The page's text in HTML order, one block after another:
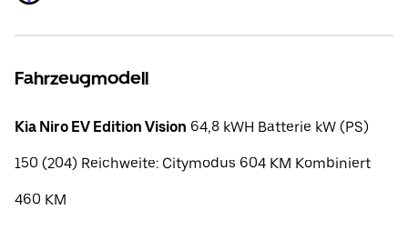
Fahrzeugmodell
Kia Niro EV Edition Vision 64,8 kWH Batterie kW (PS)
150 (204) Reichweite: Citymodus 604 KM Kombiniert
460 KM